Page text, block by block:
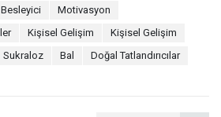
Besleyici
Motivasyon
Kişisel Gelişim
Kişisel Gelişim
Sukraloz Bal
Doğal Tatlandırıcılar